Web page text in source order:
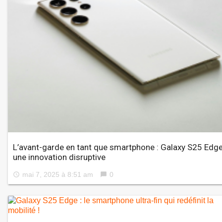
L’avant-garde en tant que smartphone : Galaxy S25
une innovation disruptive
access_time mai 7, 2025 à 8:51 am chat_bubble 0